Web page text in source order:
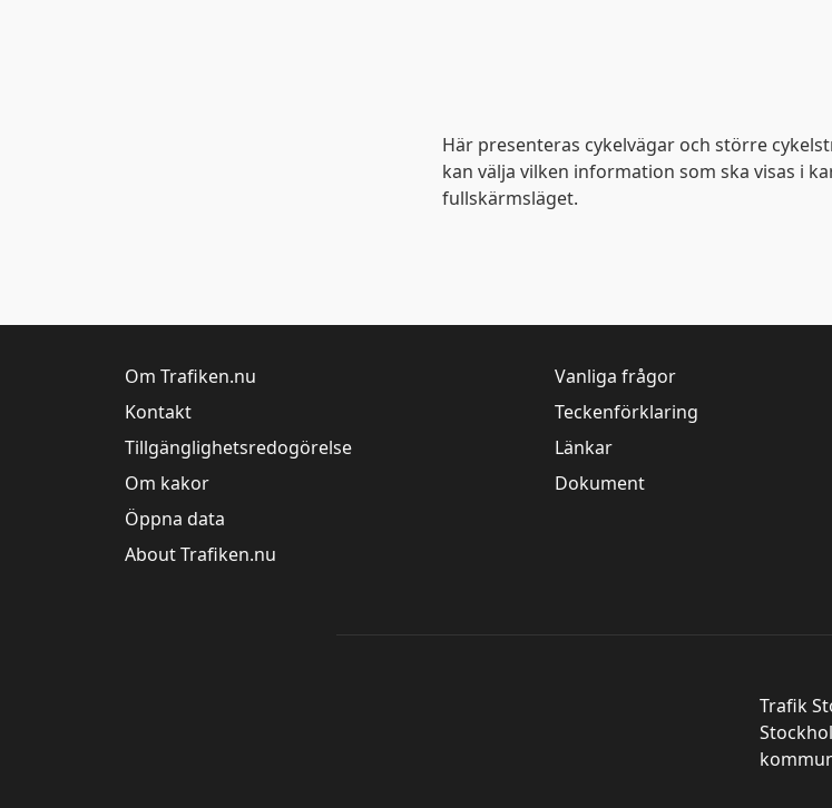
Här presenteras cykelvägar och större
kan välja vilken information som ska visas i
fullskärmsläget.
Om Trafiken.nu
Kontakt
Tillgänglighetsredogörelse
Om kakor
Öppna data
About Trafiken.nu
Vanliga frågor
Teckenförklaring
Länkar
Dokument
Trafik